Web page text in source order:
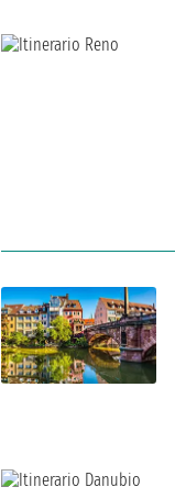
6/10